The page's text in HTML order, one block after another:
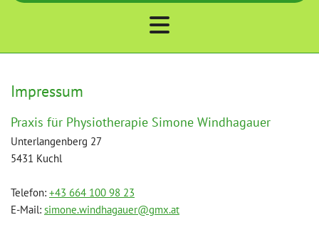
Impressum
Praxis für Physiotherapie Simone Windhagauer
Unterlangenberg 27
5431 Kuchl
Telefon: +43 664 100 98 23
E-Mail: simone.windhagauer@gmx.at